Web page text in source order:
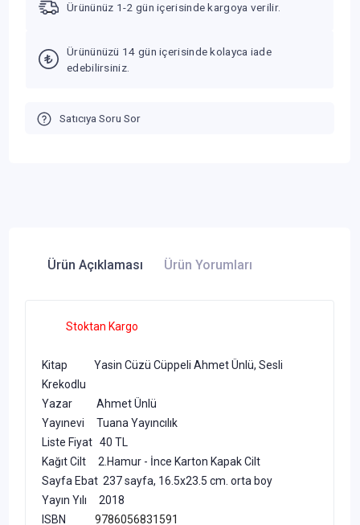
Ürününüz 1-2 gün içerisinde kargoya verilir.
Ürününüzü 14 gün içerisinde kolayca iade
edebilirsiniz.
Satıcıya Soru Sor
Ürün Açıklaması Ürün Yorumları
Stoktan Kargo
Kitap Yasin Cüzü Cüppeli Ahmet Ünlü, Sesli
Krekodlu
Yazar Ahmet Ünlü
Yayınevi Tuana Yayıncılık
Liste Fiyat 40 TL
Kağıt Cilt 2.Hamur - İnce Karton Kapak Cilt
Sayfa Ebat 237 sayfa, 16.5x23.5 cm. orta boy
Yayın Yılı 2018
ISBN 9786056831591